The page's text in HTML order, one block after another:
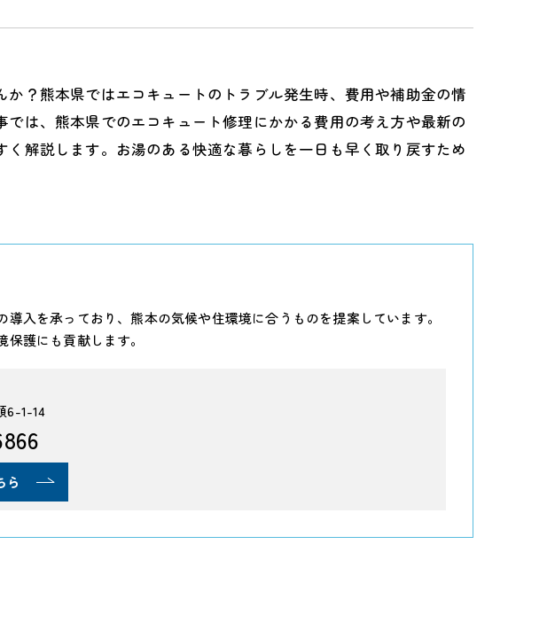
？熊本県ではエコキュートのトラブル発生時、費用や補助金の情
は、熊本県でのエコキュート修理にかかる費用の考え方や最新の
解説します。お湯のある快適な暮らしを一日も早く取り戻すため
入を承っており、熊本の気候や住環境に合うものを提案しています。
護にも貢献します。
6-1-14
ら